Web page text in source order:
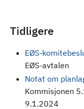
Tidligere
EØS-
EØS-avtalen
Notat om
Kommisjonen
9.1.2024